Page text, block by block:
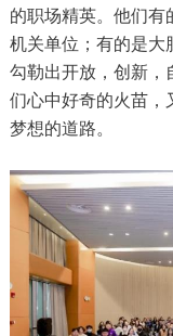
的职场精英。他们
机关单位；有的是
勾勒出开放，创新，
们心中好奇的火苗，
梦想的道路。